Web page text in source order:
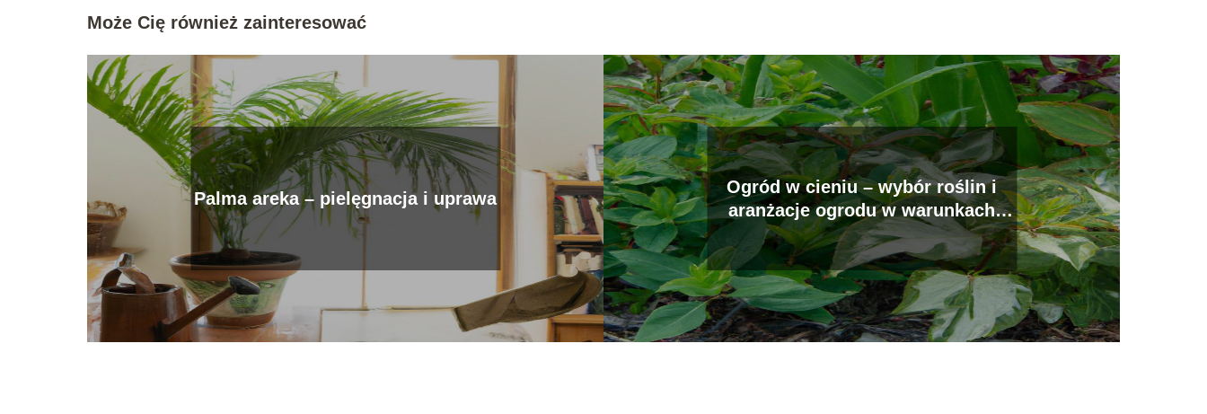
Może Cię również zainteresować
Palma areka – pielęgnacja i uprawa
Ogród w cieniu – wybór roślin i
aranżacje ogrodu w warunkach
ograniczonego nasłonecznienia